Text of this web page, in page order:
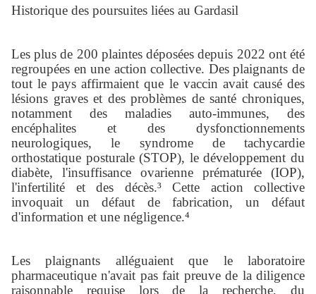
Historique des poursuites liées au Gardasil
Les plus de 200 plaintes déposées depuis 2022 ont été
regroupées en une action collective. Des plaignants de
tout le pays affirmaient que le vaccin avait causé des
lésions graves et des problèmes de santé chroniques,
notamment des maladies auto-immunes, des
encéphalites et des dysfonctionnements
neurologiques, le syndrome de tachycardie
orthostatique posturale (STOP), le développement du
diabète, l'insuffisance ovarienne prématurée (IOP),
l'infertilité et des décès.³ Cette action collective
invoquait un défaut de fabrication, un défaut
d'information et une négligence.⁴
Les plaignants alléguaient que le laboratoire
pharmaceutique n'avait pas fait preuve de la diligence
raisonnable requise lors de la recherche, du